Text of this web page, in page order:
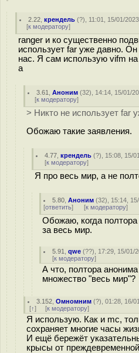
2.22 ,крендель (?), 11:01, 15/01/
[к модератору]
ranger и ко существенно
использует far уже давно.
нас. Я сам использую vifm
a
3.61 ,Аноним (32), 14:14, 15/01/
[к модератору]
> Никто не использует far
Обожаю такие заявления.
4.77 ,крендель (?), 15:08, 15/
[к модератору]
Я про весь мир, а не
5.80 ,Аноним (32), 15:14,
[ответить] [к модератору]
Обожаю, когда полтора
за весь мир.
5.91 ,qwe (??), 17:29, 15/01/
[к модератору]
А что, полтора
множество "весь мир"?
3.152 ,Омномним (?), 01:28, 16/
[↑] [к модератору]
Я использую. Как и mc,
сохраняет многие часы
И ещё бережёт
крысы от